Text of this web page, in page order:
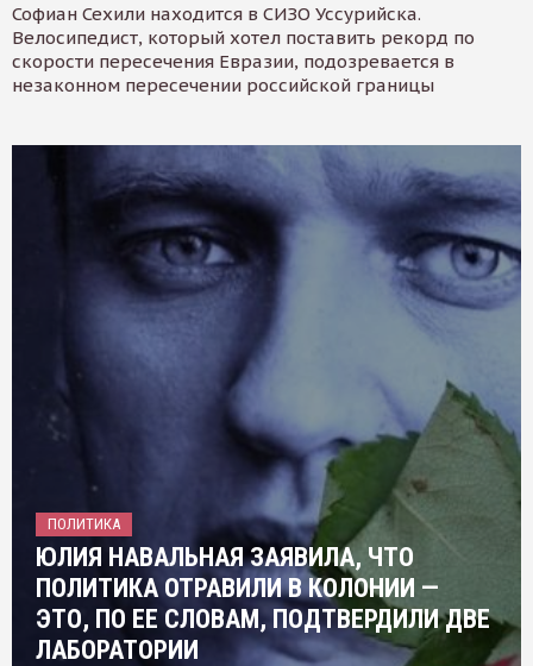
Софиан Сехили находится в СИЗО Уссурийска.
Велосипедист, который хотел поставить рекорд по
скорости пересечения Евразии, подозревается в
незаконном пересечении российской границы
ПОЛИТИКА
ЮЛИЯ НАВАЛЬНАЯ ЗАЯВИЛА, ЧТО
ПОЛИТИКА ОТРАВИЛИ В КОЛОНИИ —
ЭТО, ПО ЕЕ СЛОВАМ, ПОДТВЕРДИЛИ ДВЕ
ЛАБОРАТОРИИ